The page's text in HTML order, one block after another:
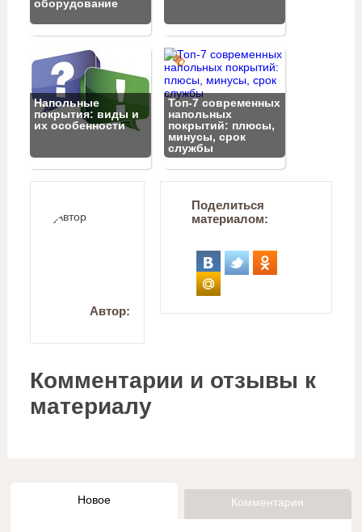
оборудование
Напольные
покрытия: виды и
их особенности
Топ‑7 современных
напольных
покрытий: плюсы,
минусы, срок
службы
Автор:
Поделиться
материалом:
Комментарии и отзывы к
материалу
Новое Комментарии